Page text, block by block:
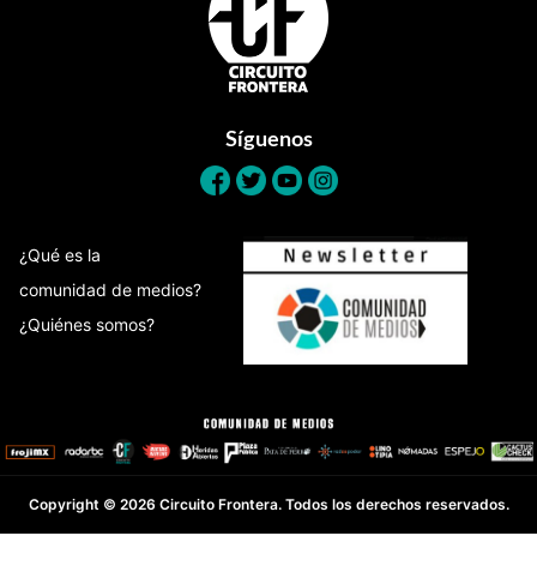
Síguenos
¿Qué es la
comunidad de medios?
¿Quiénes somos?
Copyright © 2026 Circuito Frontera. Todos los derechos reservados.